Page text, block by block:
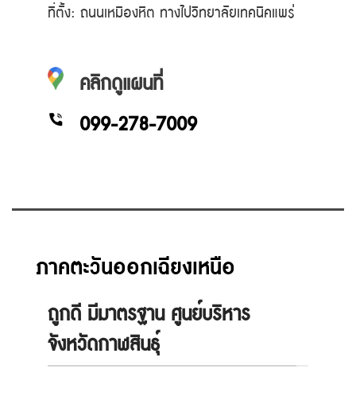
ที่ตั้ง: ถนนเหมืองหิต ทางไปวิทยาลัยเทคนิคแพร่
คลิกดูแผนที่
099-278-7009
ภาคตะวันออกเฉียงเหนือ
ถูกดี มีมาตรฐาน ศูนย์บริหาร
จังหวัดกาฬสินธุ์